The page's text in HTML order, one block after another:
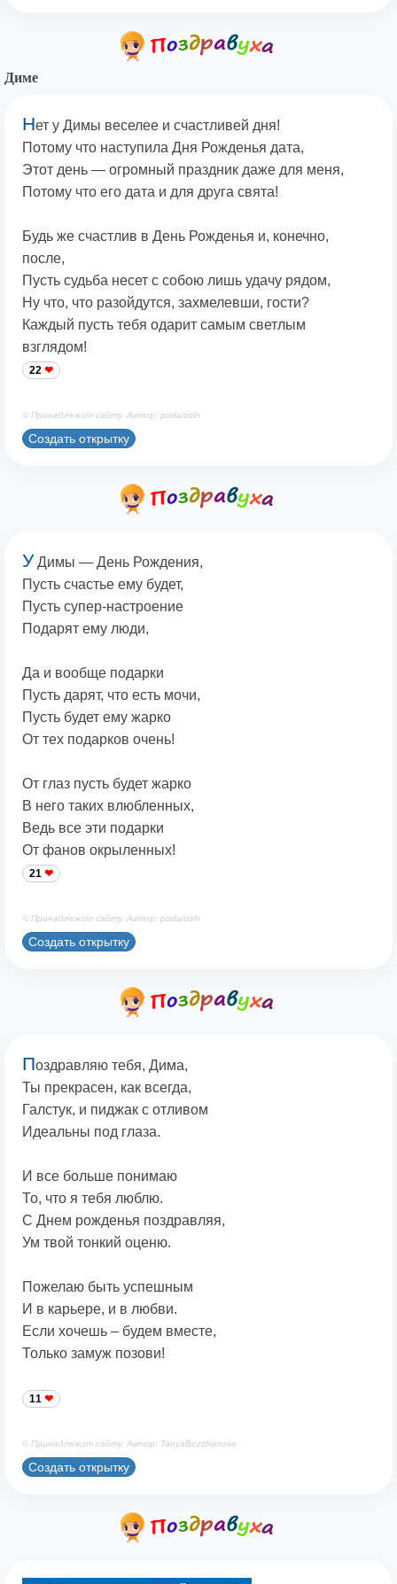
Диме
Нет у Димы веселее и счастливей дня!
Потому что наступила Дня Рожденья дата,
Этот день — огромный праздник даже для меня,
Потому что его дата и для друга свята!
Будь же счастлив в День Рожденья и, конечно,
после,
Пусть судьба несет с собою лишь удачу рядом,
Ну что, что разойдутся, захмелевши, гости?
Каждый пусть тебя одарит самым светлым
взглядом!
22
© Принадлежит сайту. Автор: podaristih
Создать открытку
У Димы — День Рождения,
Пусть счастье ему будет,
Пусть супер-настроение
Подарят ему люди,
Да и вообще подарки
Пусть дарят, что есть мочи,
Пусть будет ему жарко
От тех подарков очень!
От глаз пусть будет жарко
В него таких влюбленных,
Ведь все эти подарки
От фанов окрыленных!
21
© Принадлежит сайту. Автор: podaristih
Создать открытку
Поздравляю тебя, Дима,
Ты прекрасен, как всегда,
Галстук, и пиджак с отливом
Идеальны под глаза.
И все больше понимаю
То, что я тебя люблю.
С Днем рожденья поздравляя,
Ум твой тонкий оценю.
Пожелаю быть успешным
И в карьере, и в любви.
Если хочешь – будем вместе,
Только замуж позови!
11
© Принадлежит сайту. Автор: TanyaBezzhanova
Создать открытку